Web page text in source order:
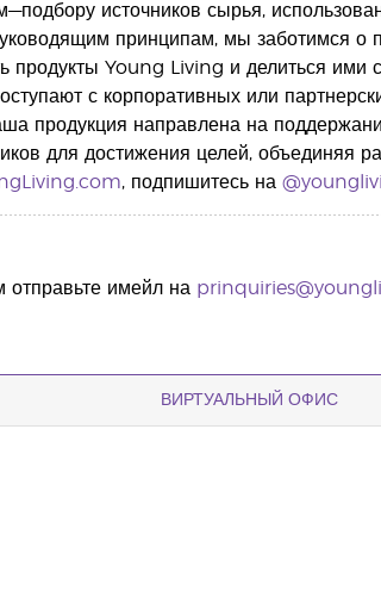
источников сырья,
принципам, мы заботимся о
продукты Young Living и делиться
с корпоративных или
продукция направлена на
для достижения целей, объединяя
, подпишитесь на
отправьте имейл на
ВИРТУАЛЬНЫЙ ОФИС